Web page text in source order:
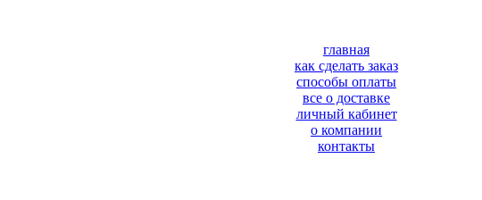
главная
как сделать заказ
способы оплаты
все о доставке
личный кабинет
о компании
контакты